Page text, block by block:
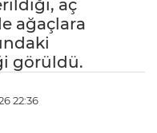
aç
ağaçlara
görüldü.
22:36